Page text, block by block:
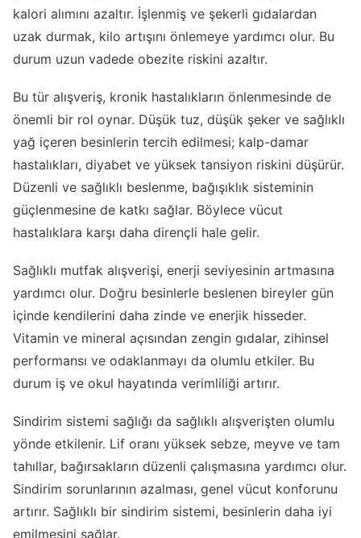
kalori alımını azaltır. İşlenmiş ve şekerli gıdalardan
uzak durmak, kilo artışını önlemeye yardımcı olur. Bu
durum uzun vadede obezite riskini azaltır.
Bu tür alışveriş, kronik hastalıkların önlenmesinde de
önemli bir rol oynar. Düşük tuz, düşük şeker ve sağlıklı
yağ içeren besinlerin tercih edilmesi; kalp-damar
hastalıkları, diyabet ve yüksek tansiyon riskini düşürür.
Düzenli ve sağlıklı beslenme, bağışıklık sisteminin
güçlenmesine de katkı sağlar. Böylece vücut
hastalıklara karşı daha dirençli hale gelir.
Sağlıklı mutfak alışverişi, enerji seviyesinin artmasına
yardımcı olur. Doğru besinlerle beslenen bireyler gün
içinde kendilerini daha zinde ve enerjik hisseder.
Vitamin ve mineral açısından zengin gıdalar, zihinsel
performansı ve odaklanmayı da olumlu etkiler. Bu
durum iş ve okul hayatında verimliliği artırır.
Sindirim sistemi sağlığı da sağlıklı alışverişten olumlu
yönde etkilenir. Lif oranı yüksek sebze, meyve ve tam
tahıllar, bağırsakların düzenli çalışmasına yardımcı olur.
Sindirim sorunlarının azalması, genel vücut konforunu
artırır. Sağlıklı bir sindirim sistemi, besinlerin daha iyi
emilmesini sağlar.